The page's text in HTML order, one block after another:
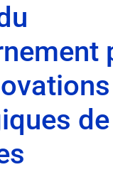
de